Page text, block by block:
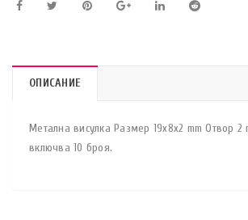
ОПИСАНИЕ
Метална висулка Размер 19х8х2 mm Отвор 2
включва 10 броя.